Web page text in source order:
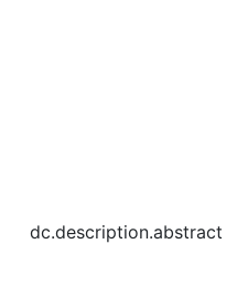
dc.description.abstract